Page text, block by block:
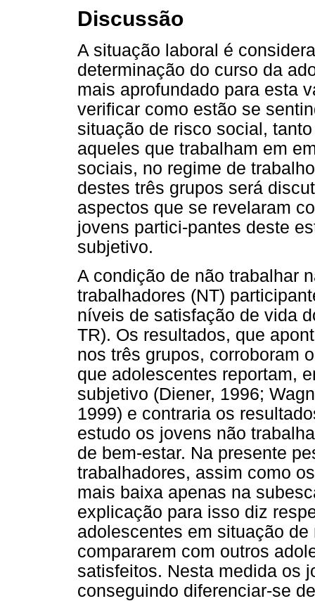
Discussão
A situação laboral é
determinação do curso da
mais aprofundado para esta
verificar como estão se
situação de risco social,
aqueles que trabalham em
sociais, no regime de
destes três grupos será
aspectos que se revelaram
jovens partici-pantes deste
subjetivo.
A condição de não trabalhar
trabalhadores (NT)
níveis de satisfação de vida
TR). Os resultados, que
nos três grupos, corroboram
que adolescentes reportam,
subjetivo (Diener, 1996;
1999) e contraria os
estudo os jovens não
de bem-estar. Na presente
trabalhadores, assim como
mais baixa apenas na
explicação para isso diz
adolescentes em situação
compararem com outros
satisfeitos. Nesta medida os
conseguindo diferenciar-se